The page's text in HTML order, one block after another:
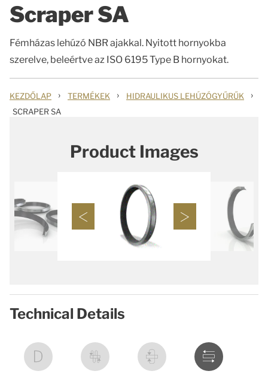
Scraper SA
Fémházas lehúzó NBR ajakkal. Nyitott hornyokba
szerelve, beleértve az ISO 6195 Type B hornyokat.
KEZDŐLAP › TERMÉKEK › HIDRAULIKUS LEHÚZÓGYŰRŰK ›
SCRAPER SA
Product Images
Technical Details